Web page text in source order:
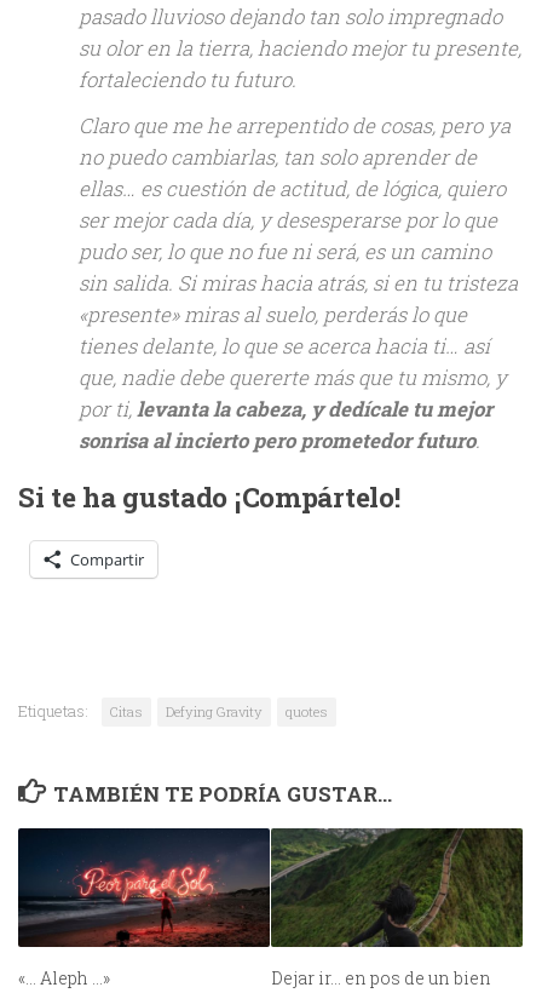
pasado lluvioso dejando tan solo impregnado
su olor en la tierra, haciendo mejor tu presente,
fortaleciendo tu futuro.
Claro que me he arrepentido de cosas, pero ya
no puedo cambiarlas, tan solo aprender de
ellas… es cuestión de actitud, de lógica, quiero
ser mejor cada día, y desesperarse por lo que
pudo ser, lo que no fue ni será, es un camino
sin salida. Si miras hacia atrás, si en tu tristeza
«presente» miras al suelo, perderás lo que
tienes delante, lo que se acerca hacia ti… así
que, nadie debe quererte más que tu mismo, y
por ti,levanta la cabeza, y dedícale tu mejor
sonrisa al incierto pero prometedor futuro.
Si te ha gustado ¡Compártelo!
Compartir
Etiquetas: Citas Defying Gravity quotes
TAMBIÉN TE PODRÍA GUSTAR...
«… Aleph …»
Dejar ir… en pos de un bien